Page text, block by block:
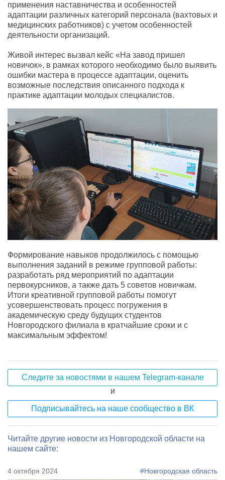
применения наставничества и особенностей
адаптации различных категорий персонала (вахтовых и
медицинских работников) с учетом особенностей
деятельности организаций.
Живой интерес вызвал кейс «На завод пришел
новичок», в рамках которого необходимо было выявить
ошибки мастера в процессе адаптации, оценить
возможные последствия описанного подхода к
практике адаптации молодых специалистов.
Формирование навыков продолжилось с помощью
выполнения заданий в режиме групповой работы:
разработать ряд мероприятий по адаптации
первокурсников, а также дать 5 советов новичкам.
Итоги креативной групповой работы помогут
усовершенствовать процесс погружения в
академическую среду будущих студентов
Новгородского филиала в кратчайшие сроки и с
максимальным эффектом!
Следите за новостями в нашем Telegram-канале
и
Подписывайтесь на наше сообщество в ВК
Читайте другие новости из Новгородской области на
нашем сайте:
4 октября 2024 #Новгородская область